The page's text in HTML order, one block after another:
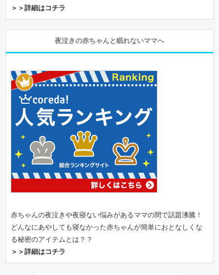
＞＞詳細はコチラ
夜泣きの赤ちゃんと眠れないママへ
赤ちゃんの夜泣きや夜寝ない悩みがあるママの間で話題沸騰！
どんなにあやしても寝なかった赤ちゃんが簡単におとなしくな
る秘密のアイテムとは？？
＞＞詳細はコチラ